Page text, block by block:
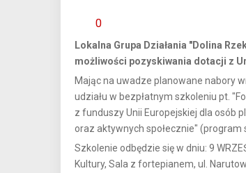
0
Lokalna Grupa Działania "Dolina
możliwości pozyskiwania dotacji z
Mając na uwadze planowane nabory
udziału w bezpłatnym szkoleniu pt.
z funduszy Unii Europejskiej dla osób
oraz aktywnych społecznie" (program
Szkolenie odbędzie się w dniu: 9
Kultury, Sala z fortepianem, ul.